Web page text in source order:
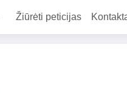
Žiūrėti peticijas